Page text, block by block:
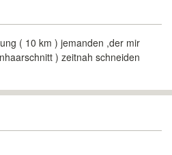
( 10 km ) jemanden ,der mir
) zeitnah schneiden